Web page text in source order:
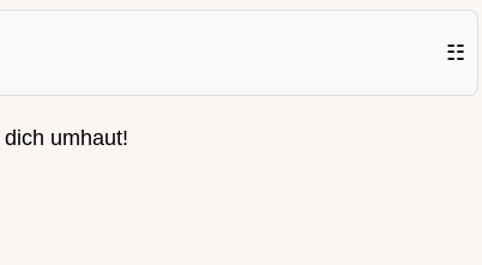
☷
umhaut!